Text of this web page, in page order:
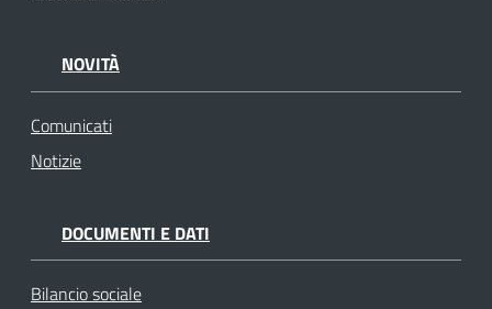
NOVITÀ
Comunicati
Notizie
DOCUMENTI E DATI
Bilancio sociale